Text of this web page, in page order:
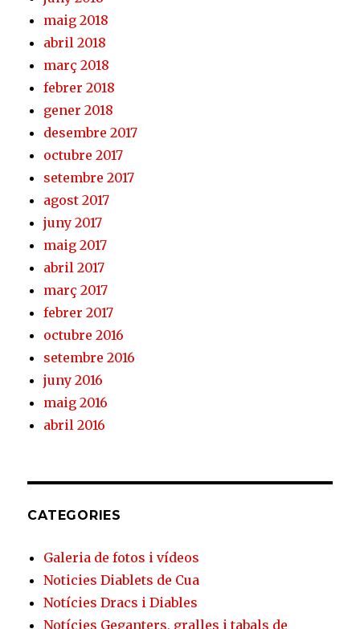
maig 2018
abril 2018
març 2018
febrer 2018
gener 2018
desembre 2017
octubre 2017
setembre 2017
agost 2017
juny 2017
maig 2017
abril 2017
març 2017
febrer 2017
octubre 2016
setembre 2016
juny 2016
maig 2016
abril 2016
CATEGORIES
Galeria de fotos i vídeos
Noticies Diablets de Cua
Notícies Dracs i Diables
Notícies Geganters, gralles i tabals de